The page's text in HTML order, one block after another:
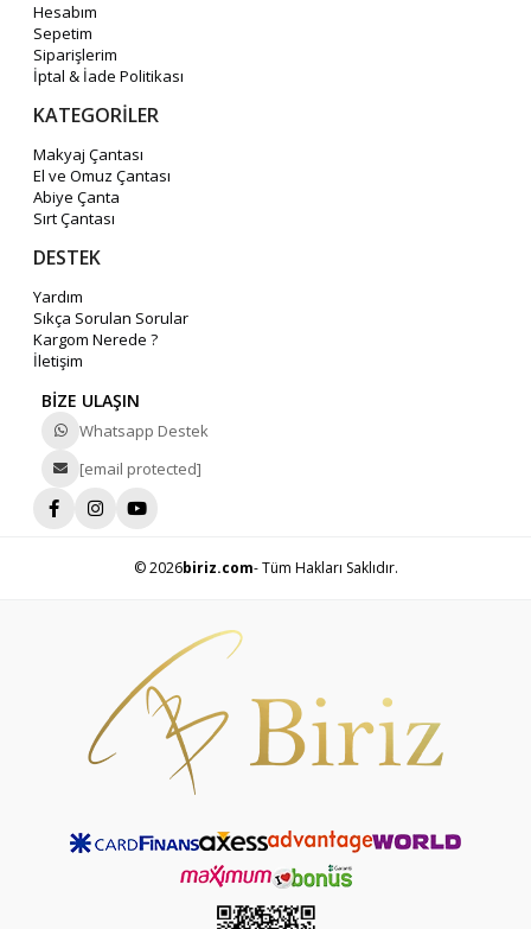
Hesabım
Sepetim
Siparişlerim
İptal & İade Politikası
KATEGORİLER
Makyaj Çantası
El ve Omuz Çantası
Abiye Çanta
Sırt Çantası
DESTEK
Yardım
Sıkça Sorulan Sorular
Kargom Nerede ?
İletişim
BİZE ULAŞIN
Whatsapp Destek
[email protected]
© 2026biriz.com- Tüm Hakları Saklıdır.